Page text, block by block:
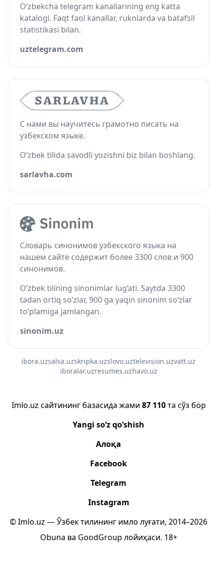
O‘zbekcha telegram kanallarining eng katta
katalogi. Faqt faol kanallar, ruknlarda va batafsil
statistikasi bilan.
uztelegram.com
С нами вы научитесь грамотно писать на
узбекском языке.
O‘zbek tilida savodli yozishni biz bilan boshlang.
sarlavha.com
Словарь синонимов узбекского языка на
нашем сайте содержит более 3300 слов и 900
синонимов.
O‘zbek tilining sinonimlar lug‘ati. Saytda 3300
tadan ortiq so‘zlar, 900 ga yaqin sinonim so‘zlar
to‘plamiga jamlangan.
sinonim.uz
ibora.uzsalsa.uzskripka.uzslovo.uztelevision.uzvatt.uz
iboralar.uzresumes.uzhavo.uz
Imlo.uz сайтининг базасида жами 87 110та сўз бор
Yangi so‘z qo‘shish
Алоқа
Facebook
Telegram
Instagram
© Imlo.uz — Ўзбек тилининг имло луғати, 2014–2026
Obuna ва GoodGroup лойиҳаси. 18+